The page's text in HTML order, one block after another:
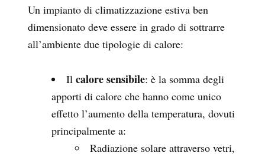
Un impianto di climatizzazione estiva ben
dimensionato deve essere in grado di sottrarre
all’ambiente due tipologie di calore:
Il calore sensibile: è la somma degli
apporti di calore che hanno come unico
effetto l’aumento della temperatura, dovuti
principalmente a:
Radiazione solare attraverso vetri,